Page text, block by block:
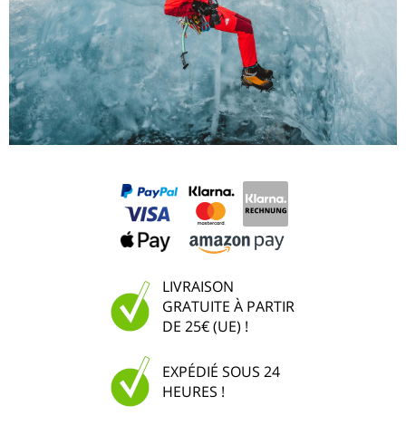
LIVRAISON
GRATUITE À PARTIR
DE 25€ (UE) !
EXPÉDIÉ SOUS 24
HEURES !